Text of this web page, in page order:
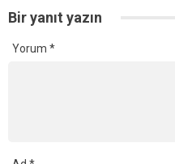
Bir yanıt yazın
Yorum *